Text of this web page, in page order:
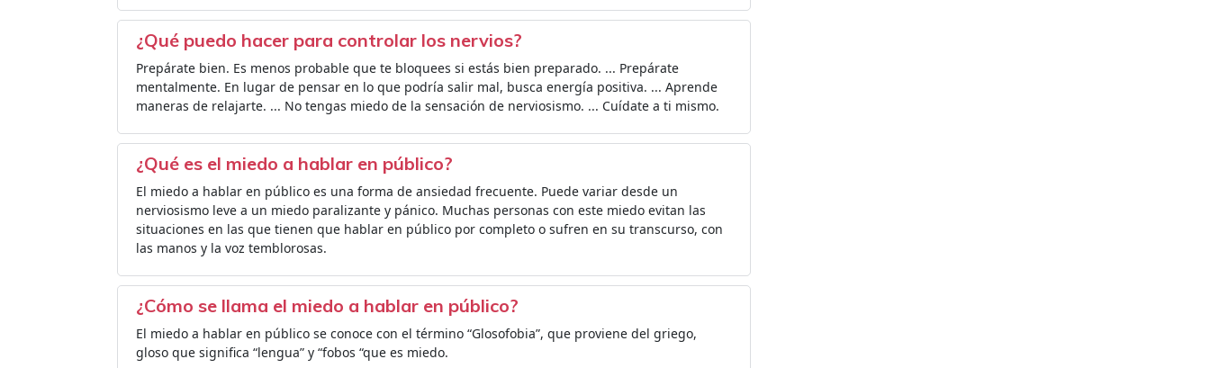
¿Qué puedo hacer para controlar los nervios?
Prepárate bien. Es menos probable que te bloquees si estás bien preparado. ... Prepárate
mentalmente. En lugar de pensar en lo que podría salir mal, busca energía positiva. ... Aprende
maneras de relajarte. ... No tengas miedo de la sensación de nerviosismo. ... Cuídate a ti mismo.
¿Qué es el miedo a hablar en público?
El miedo a hablar en público es una forma de ansiedad frecuente. Puede variar desde un
nerviosismo leve a un miedo paralizante y pánico. Muchas personas con este miedo evitan las
situaciones en las que tienen que hablar en público por completo o sufren en su transcurso, con
las manos y la voz temblorosas.
¿Cómo se llama el miedo a hablar en público?
El miedo a hablar en público se conoce con el término “Glosofobia”, que proviene del griego,
gloso que significa “lengua” y “fobos “que es miedo.